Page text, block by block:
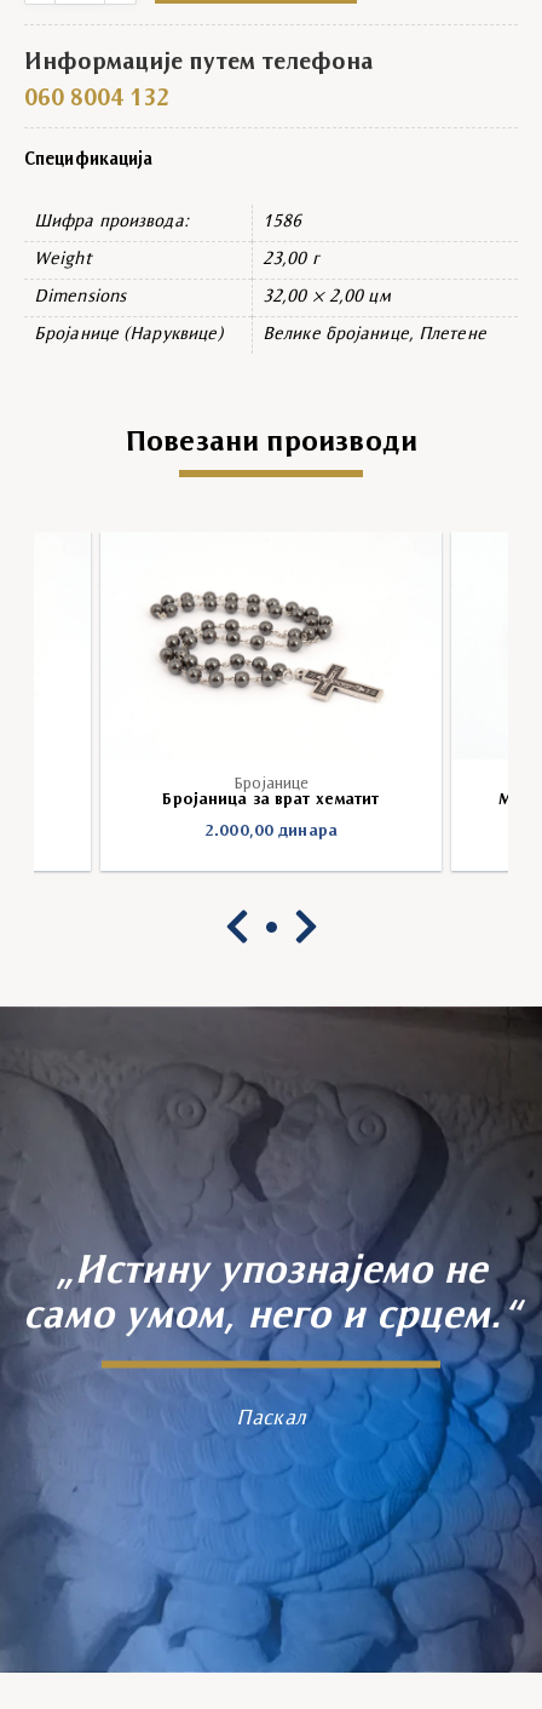
Информације путем телефона
060 8004 132
Спецификација
Шифра производа: 1586
Weight 23,00 г
Dimensions 32,00 × 2,00 цм
Бројанице (Наруквице) Велике бројанице, Плетене
Повезани производи
Бројанице
Бројаница за врат хематит
2.000,00динара
„Истину упознајемо не
само умом, него и срцем.“
Паскал